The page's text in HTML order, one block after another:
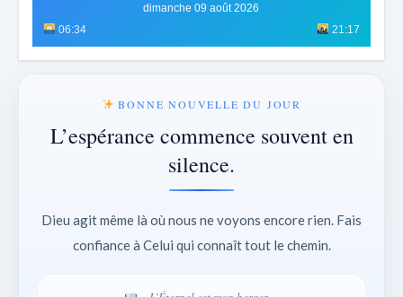
dimanche 09 août 2026
06:34
21:17
BONNE NOUVELLE DU JOUR
L’espérance commence souvent en
silence.
Dieu agit même là où nous ne voyons encore rien. Fais
confiance à Celui qui connaît tout le chemin.